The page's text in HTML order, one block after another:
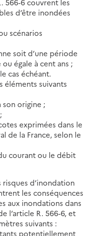
d’être inondées
scénarios
soit d’une période
égale à cent ans ;
cas échéant.
éléments suivants
son origine ;
exprimées dans le
de la France, selon le
courant ou le débit
risques d’inondation
les conséquences
aux inondations dans
l’article R. 566-6, et
suivants :
potentiellement